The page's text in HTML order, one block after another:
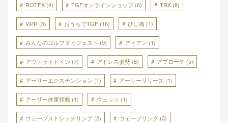
ROTEX (4) TGFオンラインショップ(6) TRX (9)
ViPR (5) おうちでTGF (16) ひじ痛 (1)
みんなのゴルフダイジェスト (9) アイアン (1)
アウトサイドイン (7) アドレス姿勢 (6) アプローチ (5)
アーリーエクステンション (1) アーリーリリース (1)
アーリー体重移動 (1) ウェッジ (1)
ウェーブストレッチリング (2) ウェーブリング (3)